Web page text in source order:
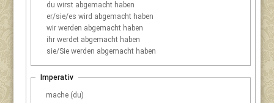
du wirst abgemacht haben
er/sie/es wird abgemacht haben
wir werden abgemacht haben
ihr werdet abgemacht haben
sie/Sie werden abgemacht haben
Imperativ
mache (du)